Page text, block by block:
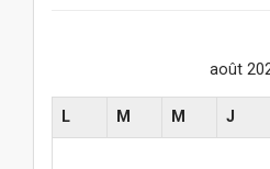
août
L M M J